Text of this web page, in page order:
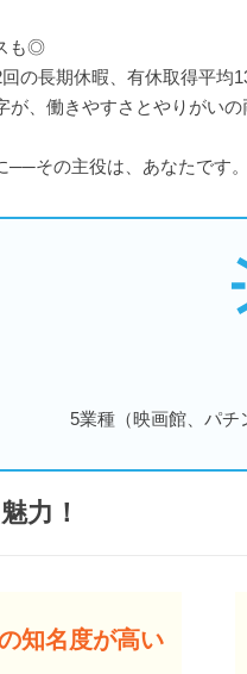
も◎
の長期休暇、有休取得平均
が、働きやすさとやりがいの
──その主役は、あなたです。
5業種（映画館、パチ
力！
知名度が高い